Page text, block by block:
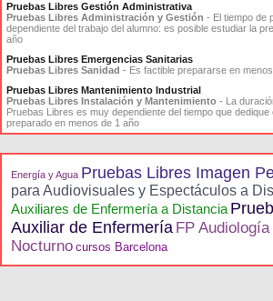
Pruebas Libres Gestión Administrativa
Pruebas Libres Administración y Gestión - El tiempo de
dependiente del trabajo del alumno: es posible estudiar la
año
Pruebas Libres Emergencias Sanitarias
Pruebas Libres Sanidad - Es factible prepararse en
Pruebas Libres Mantenimiento Industrial
Pruebas Libres Instalación y Mantenimiento - La
Pruebas Libres es muy dependiente del tiempo que
preparado en menos de 1 año
Energía y Agua Pruebas Libres Imagen
para Audiovisuales y Espectáculos a
Auxiliares de Enfermería a Distancia
Auxiliar de Enfermería FP
Nocturno cursos Barcelona